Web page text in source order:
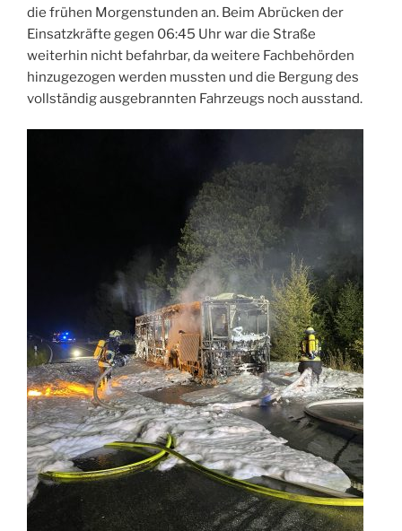
die frühen Morgenstunden an. Beim Abrücken der
Einsatzkräfte gegen 06:45 Uhr war die Straße
weiterhin nicht befahrbar, da weitere Fachbehörden
hinzugezogen werden mussten und die Bergung des
vollständig ausgebrannten Fahrzeugs noch ausstand.